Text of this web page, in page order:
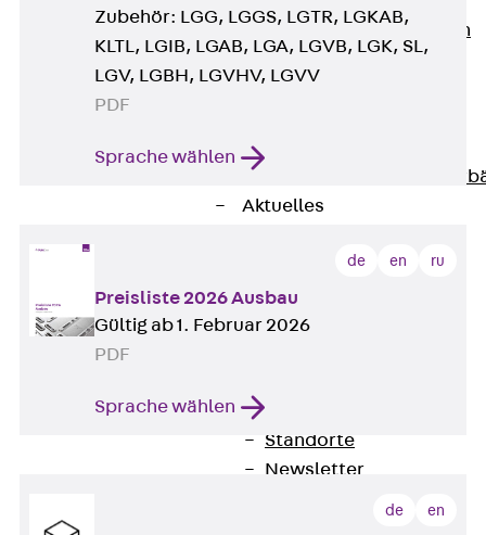
Zurück
Unternehmen
Über PohlCon
Mitgliedschaften &
Aktuelles
Events
Kontakt
Standorte
Newsletter
Zubehör: LGG, LGGS, LGTR, LGKAB,
KLTL, LGIB, LGAB, LGA, LGVB, LGK, SL,
LGV, LGBH, LGVHV, LGVV
PDF
Sprache wählen
de en ru
Preisliste 2026 Ausbau
Gültig ab 1. Februar 2026
PDF
Sprache wählen
de en